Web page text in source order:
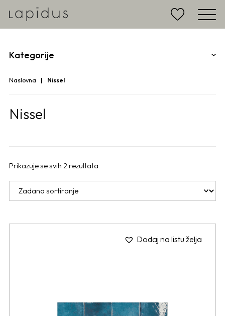
Kategorije
Naslovna Nissel
Nissel
Prikazuje se svih 2 rezultata
Dodaj na listu želja